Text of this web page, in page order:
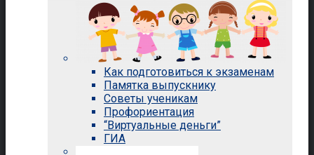
Как подготовиться к экзаменам
Памятка выпускнику
Советы ученикам
Профориентация
“Виртуальные деньги”
ГИА